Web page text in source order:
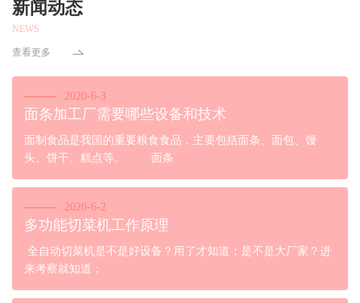
新闻动态
NEWS
查看更多
2020-6-3
面条加工厂需要哪些设备和技术
面制食品是我国的重要粮食食品，主要包括面条、面包、馒
头、饼干、糕点等。 面条
2020-6-2
多功能切菜机工作原理
全自动切菜机是不是好设备？用了才知道；是不是大厂家？进
来考察就知道；